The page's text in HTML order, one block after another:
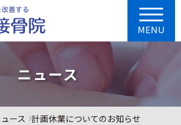
MENU
ニュース
ース 計画休業についてのお知らせ